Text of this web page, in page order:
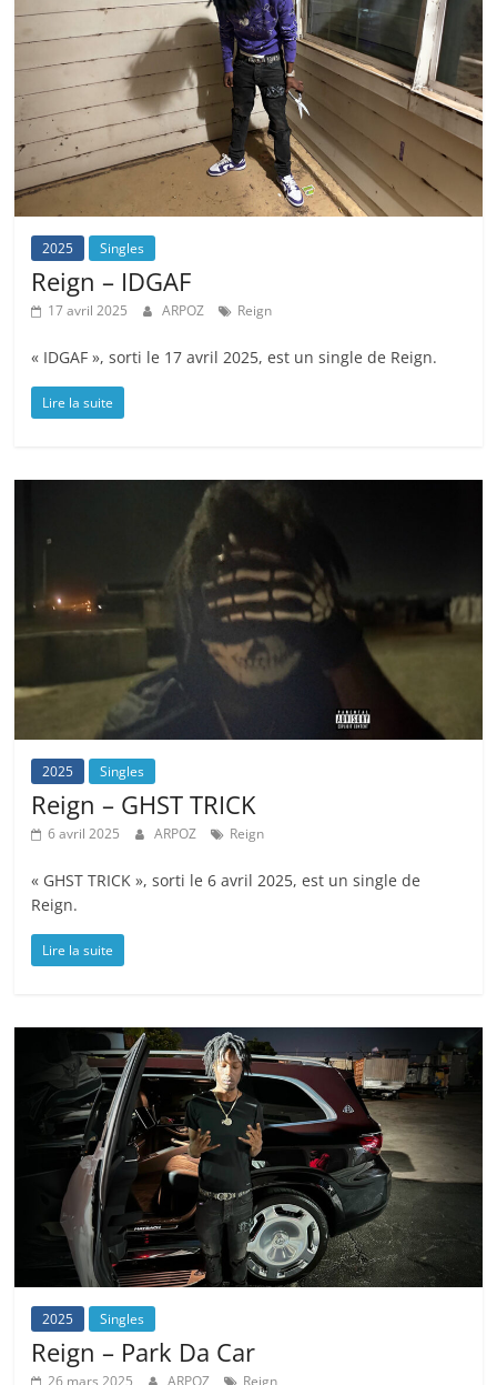
2025 Singles
Reign – IDGAF
17 avril 2025 ARPOZ Reign
« IDGAF », sorti le 17 avril 2025, est un single de Reign.
Lire la suite
2025 Singles
Reign – GHST TRICK
6 avril 2025 ARPOZ Reign
« GHST TRICK », sorti le 6 avril 2025, est un single de
Reign.
Lire la suite
2025 Singles
Reign – Park Da Car